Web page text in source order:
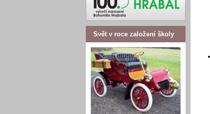
Svět v roce založení školy